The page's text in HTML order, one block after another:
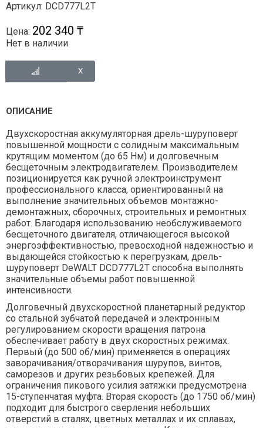
Артикул: DCD777L2T
Цена: 202 340 ₸
Нет в наличии
ОПИСАНИЕ
Двухскоростная аккумуляторная дрель-шуруповерт
повышенной мощности с солидным максимальным
крутящим моментом (до 65 Нм) и долговечным
бесщеточным электродвигателем. Производителем
позиционируется как ручной электроинструмент
профессионального класса, ориентированный на
выполнение значительных объемов монтажно-
демонтажных, сборочных, строительных и ремонтных
работ. Благодаря использованию необслуживаемого
бесщеточного двигателя, отличающегося высокой
энергоэффективностью, превосходной надежностью и
выдающейся стойкостью к перегрузкам, дрель-
шуруповерт DeWALT DCD777L2T способна выполнять
значительные объемы работ повышенной
интенсивности.
Долговечный двухскоростной планетарный редуктор
со стальной зубчатой передачей и электронным
регулированием скорости вращения патрона
обеспечивает работу в двух скоростных режимах.
Первый (до 500 об/мин) применяется в операциях
заворачивания/отворачивания шурупов, винтов,
саморезов и других резьбовых крепежей. Для
ограничения пикового усилия затяжки предусмотрена
15-ступенчатая муфта. Вторая скорость (до 1750 об/мин)
подходит для быстрого сверления небольших
отверстий в сталях, цветных металлах и их сплавах,